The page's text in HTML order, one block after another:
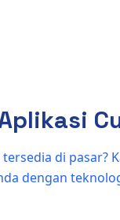
di pasar?
dengan